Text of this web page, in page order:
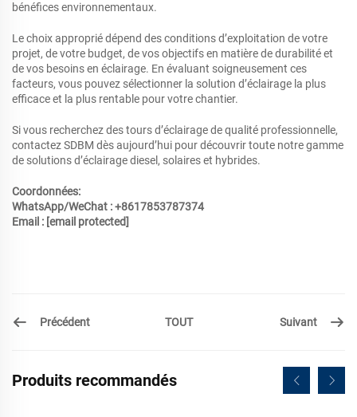
bénéfices environnementaux.
Le choix approprié dépend des conditions d’exploitation de votre
projet, de votre budget, de vos objectifs en matière de durabilité et
de vos besoins en éclairage. En évaluant soigneusement ces
facteurs, vous pouvez sélectionner la solution d’éclairage la plus
efficace et la plus rentable pour votre chantier.
Si vous recherchez des tours d’éclairage de qualité professionnelle,
contactez SDBM dès aujourd’hui pour découvrir toute notre gamme
de solutions d’éclairage diesel, solaires et hybrides.
Coordonnées:
WhatsApp/WeChat : +8617853787374
Email : [email protected]
Précédent TOUT Suivant
Produits recommandés